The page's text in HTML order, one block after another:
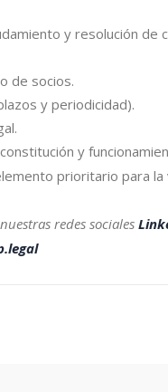
y resolución de
de socios.
y periodicidad).
y
prioritario para
redes sociales